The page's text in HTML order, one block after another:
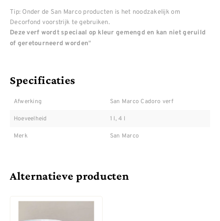
Tip: Onder de San Marco producten is het noodzakelijk om
Decorfond voorstrijk te gebruiken.
Deze verf wordt speciaal op kleur gemengd en kan niet geruild
of geretourneerd worden"
Specificaties
Afwerking San Marco Cadoro verf
Hoeveelheid 1 l, 4 l
Merk San Marco
Alternatieve producten